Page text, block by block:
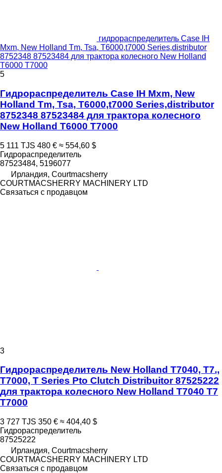
гидрораспределитель Case IH
Mxm, New Holland Tm, Tsa, T6000,t7000 Series,distributor
8752348 87523484 для трактора колесного New Holland
T6000 T7000
5
Гидрораспределитель Case IH Mxm, New
Holland Tm, Tsa, T6000,t7000 Series,distributor
8752348 87523484 для трактора колесного
New Holland T6000 T7000
5 111 TJS 480 € ≈ 554,60 $
Гидрораспределитель
87523484, 5196077
Ирландия, Courtmacsherry
COURTMACSHERRY MACHINERY LTD
Связаться с продавцом
3
Гидрораспределитель New Holland T7040, T7.,
T7000, T Series Pto Clutch Distribuitor 87525222
для трактора колесного New Holland T7040 T7
T7000
3 727 TJS 350 € ≈ 404,40 $
Гидрораспределитель
87525222
Ирландия, Courtmacsherry
COURTMACSHERRY MACHINERY LTD
Связаться с продавцом